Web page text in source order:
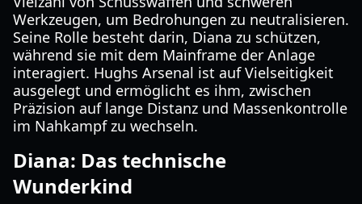
Werkzeugen, um Bedrohungen zu neutralisieren.
Seine Rolle besteht darin, Diana zu schützen,
während sie mit dem Mainframe der Anlage
interagiert. Hughs Arsenal ist auf Vielseitigkeit
ausgelegt und ermöglicht es ihm, zwischen
Präzision auf lange Distanz und Massenkontrolle
im Nahkampf zu wechseln.
Diana: Das technische
Wunderkind